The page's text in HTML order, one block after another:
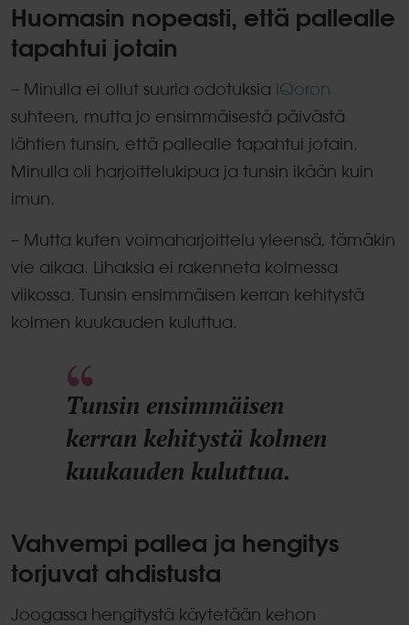
Huomasin nopeasti, että pallealle
tapahtui jotain
– Minulla ei ollut suuria odotuksia IQoron
suhteen, mutta jo ensimmäisestä päivästä
lähtien tunsin, että pallealle tapahtui jotain.
Minulla oli harjoittelukipua ja tunsin ikään kuin
imun.
– Mutta kuten voimaharjoittelu yleensä, tämäkin
vie aikaa. Lihaksia ei rakenneta kolmessa
viikossa. Tunsin ensimmäisen kerran kehitystä
kolmen kuukauden kuluttua.
Tunsin ensimmäisen
kerran kehitystä kolmen
kuukauden kuluttua.
Vahvempi pallea ja hengitys
torjuvat ahdistusta
Joogassa hengitystä käytetään kehon